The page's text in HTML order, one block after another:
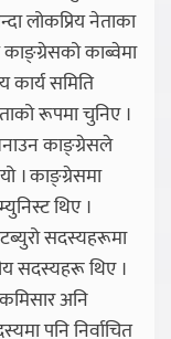
लोकप्रिय नेताका
काङ्ग्रेसको काब्वेमा
कार्य समिति
रूपमा चुनिए ।
काङ्ग्रेसले
। काङ्ग्रेसमा
थिए ।
सदस्यहरूमा
सदस्यहरू थिए ।
अनि
पनि निर्वाचित